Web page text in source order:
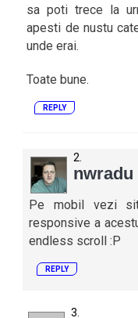
sa poti trece la
apesti de nustu
unde erai.
Toate bune.
REPLY
nwradu
Pe mobil vezi
responsive a
endless scroll :P
REPLY